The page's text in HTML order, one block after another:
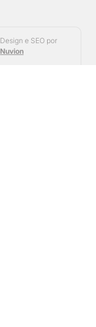
Design e SEO por
Nuvion